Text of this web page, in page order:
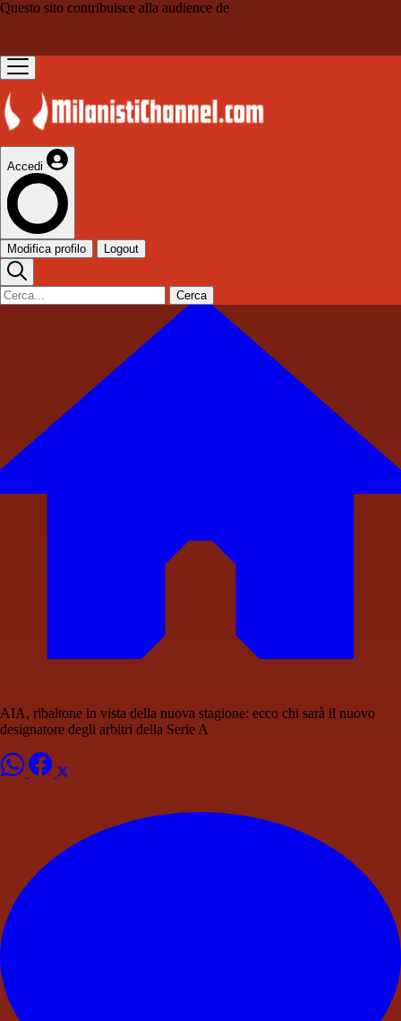
Questo sito contribuisce alla audience de
Accedi
Modifica profilo Logout
Cerca
AIA, ribaltone in vista della nuova stagione: ecco chi sarà il nuovo
designatore degli arbitri della Serie A